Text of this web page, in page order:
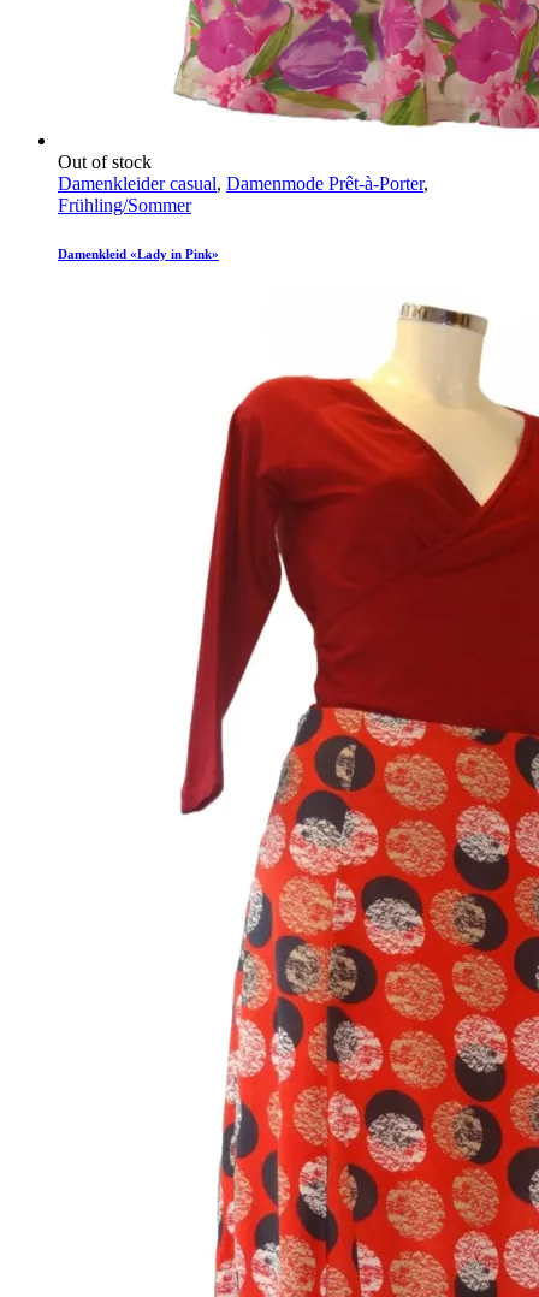
Out of stock
Damenkleider casual, Damenmode Prêt-à-Porter,
Frühling/Sommer
Damenkleid «Lady in Pink»